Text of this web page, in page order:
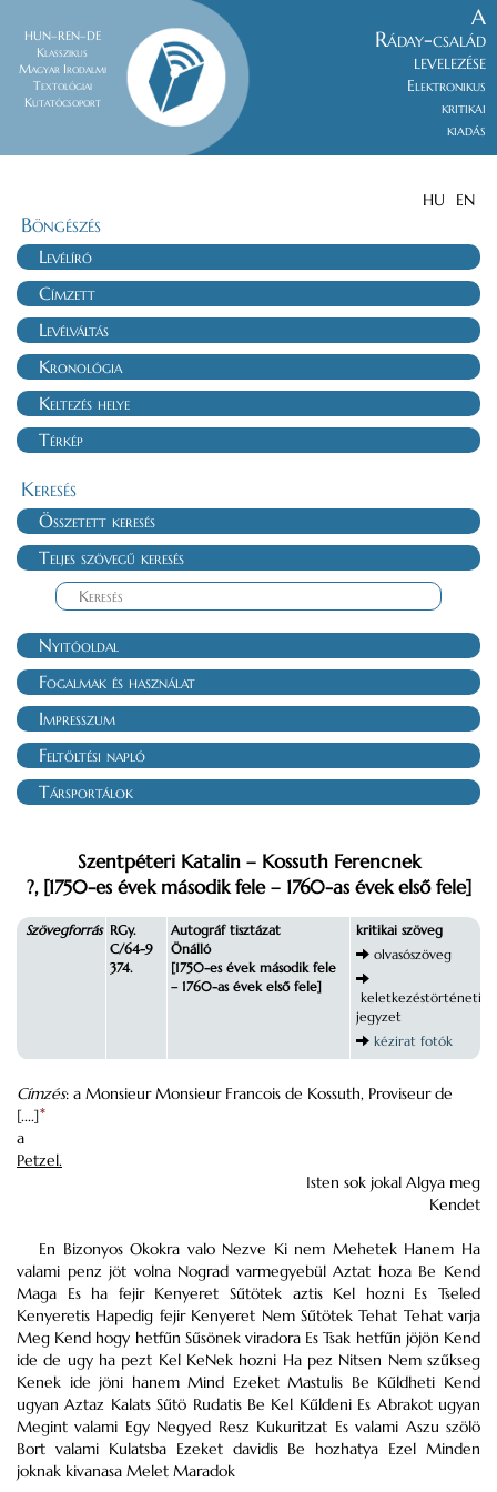
HUN–REN–DE
Klasszikus
Magyar Irodalmi
Textológiai
Kutatócsoport
A
Ráday-család
levelezése
Elektronikus
kritikai
kiadás
HU EN
Böngészés
Levélíró
Címzett
Levélváltás
Kronológia
Keltezés helye
Térkép
Keresés
Összetett keresés
Teljes szövegű keresés
Nyitóoldal
Fogalmak és használat
Impresszum
Feltöltési napló
Társportálok
Szentpéteri Katalin – Kossuth Ferencnek
?, [1750-es évek második fele – 1760-as évek első fele]
Szövegforrás RGy.
C/64-9
374.
Autográf tisztázat
Önálló
[1750-es évek második fele
– 1760-as évek első fele]
kritikai szöveg
olvasószöveg
keletkezéstörténeti
jegyzet
kézirat fotók
Címzés: a Monsieur Monsieur Francois de Kossuth, Proviseur de
[....]*
a
Petzel.
Isten sok jokal Algya meg
Kendet
En Bizonyos Okokra valo Nezve Ki nem Mehetek Hanem Ha
valami penz jöt volna Nograd varmegyebül Aztat hoza Be Kend
Maga Es ha fejir Kenyeret Sűtötek aztis Kel hozni Es Tseled
Kenyeretis Hapedig fejir Kenyeret Nem Sűtötek Tehat Tehat varja
Meg Kend hogy hetfűn Sűsönek viradora Es Tsak hetfűn jöjön Kend
ide de ugy ha pezt Kel KeNek hozni Ha pez Nitsen Nem szűkseg
Kenek ide jöni hanem Mind Ezeket Mastulis Be Kűldheti Kend
ugyan Aztaz Kalats Sűtö Rudatis Be Kel Kűldeni Es Abrakot ugyan
Megint valami Egy Negyed Resz Kukuritzat Es valami Aszu szölö
Bort valami Kulatsba Ezeket davidis Be hozhatya Ezel Minden
joknak kivanasa Melet Maradok